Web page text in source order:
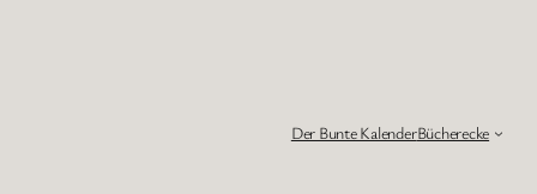
Der Bunte KalenderBücherecke